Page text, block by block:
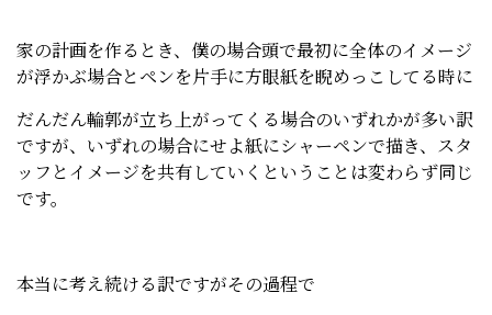
家の計画を作るとき、僕の場合頭で最初に全体のイメージ
が浮かぶ場合とペンを片手に方眼紙を睨めっこしてる時に
だんだん輪郭が立ち上がってくる場合のいずれかが多い訳
ですが、いずれの場合にせよ紙にシャーペンで描き、スタ
ッフとイメージを共有していくということは変わらず同じ
です。
本当に考え続ける訳ですがその過程で